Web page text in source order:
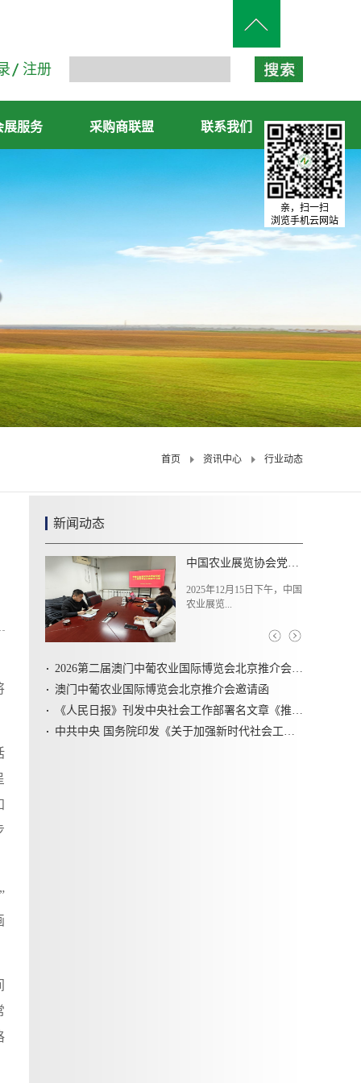
注册
展服务 采购商联盟 联系我们
首页 资讯中心 行业动态
新闻动态
2025年12月15日下午，中国
农业展览...
2026第二届澳门中葡农业国际博览会北京推介会圆满召开
澳门中葡农业国际博览会北京推介会邀请函
《人民日报》刊发中央社会工作部署名文章《推动新时代社会工作高质量发展 坚定不移走中国特色社会主义社会治理之路》
中共中央 国务院印发《关于加强新时代社会工作的意见》
亲，扫一扫
浏览手机云网站